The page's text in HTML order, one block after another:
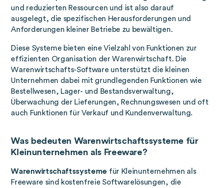
und reduzierten Ressourcen und ist also darauf
ausgelegt, die spezifischen Herausforderungen und
Anforderungen kleiner Betriebe zu bewältigen.
Diese Systeme bieten eine Vielzahl von Funktionen zur
effizienten Organisation der Warenwirtschaft. Die
Warenwirtschafts-Software unterstützt die kleinen
Unternehmen dabei mit grundlegenden Funktionen wie
Bestellwesen, Lager- und Bestandsverwaltung,
Überwachung der Lieferungen, Rechnungswesen und oft
auch Funktionen für Verkauf und Kundenverwaltung.
Was bedeuten Warenwirtschaftssysteme für
Kleinunternehmen als Freeware?
Warenwirtschaftssysteme für Kleinunternehmen als
Freeware sind kostenfreie Softwarelösungen, die